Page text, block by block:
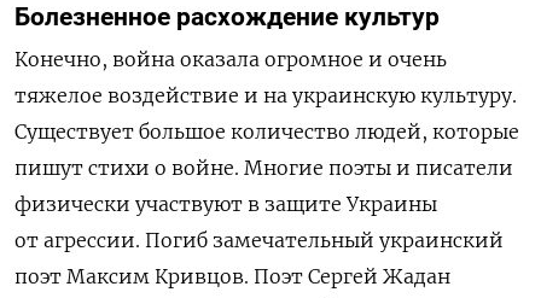
Болезненное расхождение культур
Конечно, война оказала огромное и очень
тяжелое воздействие и на украинскую культуру.
Существует большое количество людей, которые
пишут стихи о войне. Многие поэты и писатели
физически участвуют в защите Украины
от агрессии. Погиб замечательный украинский
поэт Максим Кривцов. Поэт Сергей Жадан